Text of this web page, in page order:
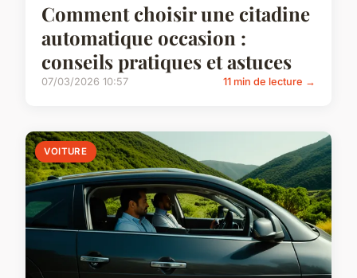
Comment choisir une citadine
automatique occasion :
conseils pratiques et astuces
07/03/2026 10:57 11 min de lecture →
VOITURE